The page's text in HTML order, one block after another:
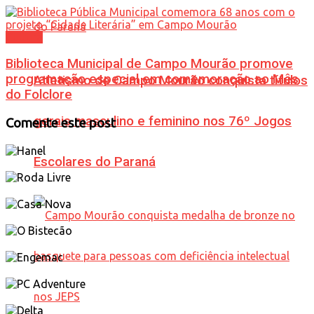
Atletismo de Campo Mourão conquista títulos
gerais masculino e feminino nos 76º Jogos
Escolares do Paraná
Biblioteca Municipal de Campo Mourão promove
programação especial em comemoração ao Mês
do Folclore
Comente este post